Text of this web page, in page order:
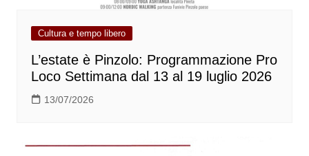
Cultura e tempo libero
L’estate è Pinzolo: Programmazione Pro
Loco Settimana dal 13 al 19 luglio 2026
13/07/2026